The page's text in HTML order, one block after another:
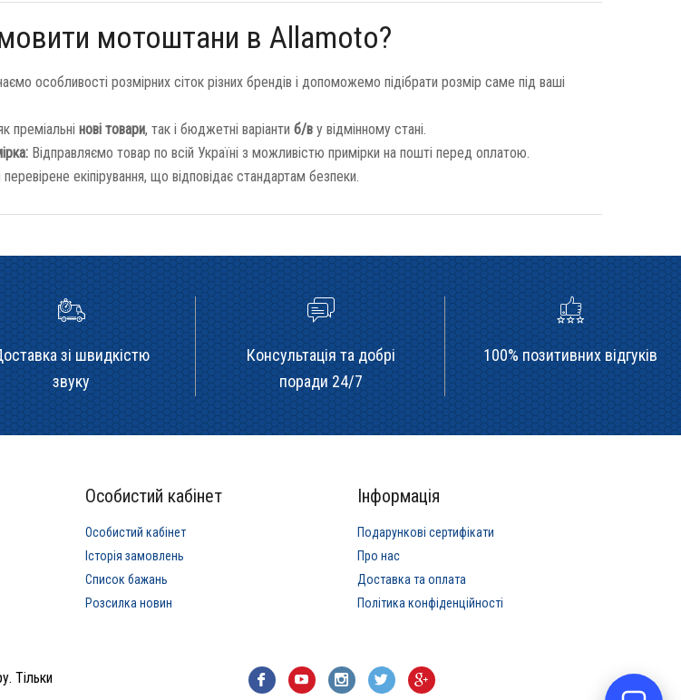
мотоштани в Allamoto?
особливості розмірних сіток різних брендів і допоможемо підібрати розмір саме під ваші
преміальні нові товари, так і бюджетні варіанти б/в у відмінному стані.
Відправляємо товар по всій Україні з можливістю примірки на пошті перед оплатою.
перевірене екіпірування, що відповідає стандартам безпеки.
зі швидкістю
звуку
Консультація та добрі
поради 24/7
100% позитивних відгуків
Особистий кабінет
Особистий кабінет
Історія замовлень
Список бажань
Розсилка новин
Інформація
Подарункові сертифікати
Про нас
Доставка та оплата
Політика конфіденційності
Тільки